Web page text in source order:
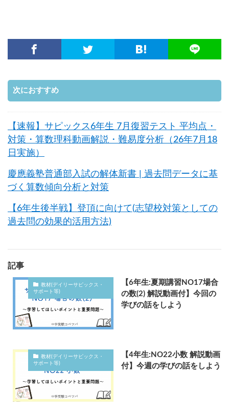
次におすすめ
【速報】サピックス6年生 7月復習テスト 平均点・
対策・算数理科動画解説・難易度分析（26年7月18
日実施）
慶應義塾普通部入試の解体新書 | 過去問データに基
づく算数傾向分析と対策
【6年生後半戦】登頂に向けて(志望校対策としての
過去問の効果的活用方法)
記事
教材(デイリーサピックス・
サポート等)
【6年生:夏期講習NO17場合
の数(2) 解説動画付】今回の
学びの話をしよう
教材(デイリーサピックス・
サポート等)
【4年生:NO22小数 解説動画
付】今週の学びの話をしよう